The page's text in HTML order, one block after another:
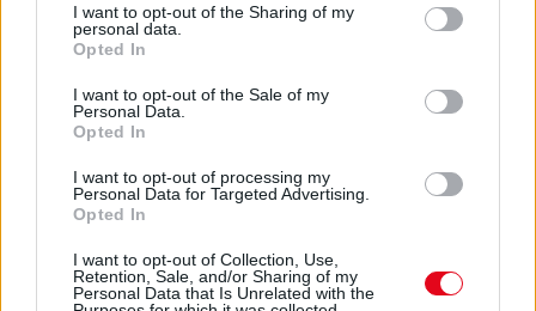
not limited to your visit or usage behaviour. You may click to
grant or deny consent to Google and its third-party tags to
use your data for below specified purposes in below Google
consent section.
I want to opt-out of the Sharing of my
personal data.
Opted In
I want to opt-out of the Sale of my
Personal Data.
Opted In
I want to opt-out of processing my
Personal Data for Targeted Advertising.
Opted In
I want to opt-out of Collection, Use,
Retention, Sale, and/or Sharing of my
Personal Data that Is Unrelated with the
A takarítószakértők szerint ezt a dolgot soha ne tedd